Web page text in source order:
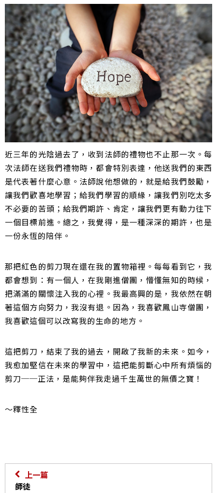
近三年的光陰過去了，收到法師的禮物也不止那一次。每
次法師在送我們禮物時，都會特別表達，他送我們的東西
是代表著什麼心意。法師說他想做的，就是給我們鼓勵，
讓我們歡喜地學習；給我們學習的順緣，讓我們別吃太多
不必要的苦頭；給我們期許、肯定，讓我們更有動力往下
一個目標前進。總之，我覺得，是一種深深的期許，也是
一份永恆的陪伴。
那把紅色的剪刀現在還在我的置物箱裡。每每看到它，我
都會想到：有一個人，在我剛進僧團，懵懂無知的時候，
把滿滿的關懷注入我的心裡。我最高興的是，我依然在朝
著這個方向努力，我沒有退。因為，我喜歡鳳山寺僧團，
我喜歡這個可以改寫我的生命的地方。
這把剪刀，結束了我的過去，開啟了我新的未來。如今，
我愈加堅信在未來的學習中，這把能剪斷心中所有煩惱的
剪刀──正法，是能夠伴我走過千生萬世的無價之寶！
～釋性全
上一篇
師徒